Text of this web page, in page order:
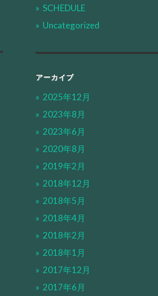
SCHEDULE
Uncategorized
アーカイブ
2025年12月
2023年8月
2023年6月
2020年8月
2019年2月
2018年12月
2018年5月
2018年4月
2018年2月
2018年1月
2017年12月
2017年6月